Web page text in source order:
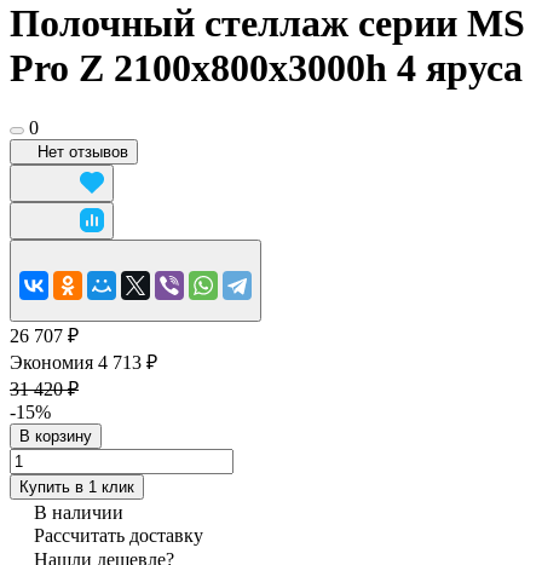
Полочный стеллаж серии MS
Pro Z 2100x800х3000h 4 яруса
0
Нет отзывов
26 707 ₽
Экономия 4 713 ₽
31 420 ₽
-15%
В корзину
Купить в 1 клик
В наличии
Рассчитать доставку
Нашли дешевле?